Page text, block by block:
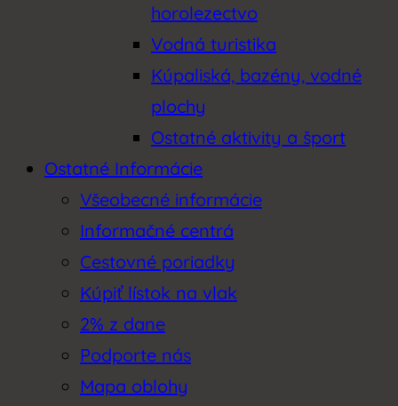
horolezectvo
Vodná turistika
Kúpaliská, bazény, vodné
plochy
Ostatné aktivity a šport
Ostatné Informácie
Všeobecné informácie
Informačné centrá
Cestovné poriadky
Kúpiť lístok na vlak
2% z dane
Podporte nás
Mapa oblohy